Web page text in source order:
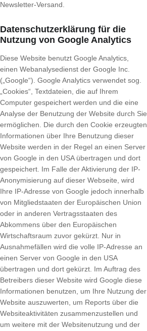
Newsletter-Versand.
Datenschutzerklärung für die
Nutzung von Google Analytics
Diese Website benutzt Google Analytics,
einen Webanalysedienst der Google Inc.
(„Google“). Google Analytics verwendet sog.
„Cookies“, Textdateien, die auf Ihrem
Computer gespeichert werden und die eine
Analyse der Benutzung der Website durch Sie
ermöglichen. Die durch den Cookie erzeugten
Informationen über Ihre Benutzung dieser
Website werden in der Regel an einen Server
von Google in den USA übertragen und dort
gespeichert. Im Falle der Aktivierung der IP-
Anonymisierung auf dieser Webseite, wird
Ihre IP-Adresse von Google jedoch innerhalb
von Mitgliedstaaten der Europäischen Union
oder in anderen Vertragsstaaten des
Abkommens über den Europäischen
Wirtschaftsraum zuvor gekürzt. Nur in
Ausnahmefällen wird die volle IP-Adresse an
einen Server von Google in den USA
übertragen und dort gekürzt. Im Auftrag des
Betreibers dieser Website wird Google diese
Informationen benutzen, um Ihre Nutzung der
Website auszuwerten, um Reports über die
Websiteaktivitäten zusammenzustellen und
um weitere mit der Websitenutzung und der